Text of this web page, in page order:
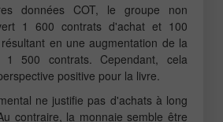
données COT, le groupe non
1 600 contrats d'achat et 100
en une augmentation de la
500 contrats. Cependant, cela
positive pour la livre.
ne justifie pas d'achats à long
contraire, la monnaie semble être